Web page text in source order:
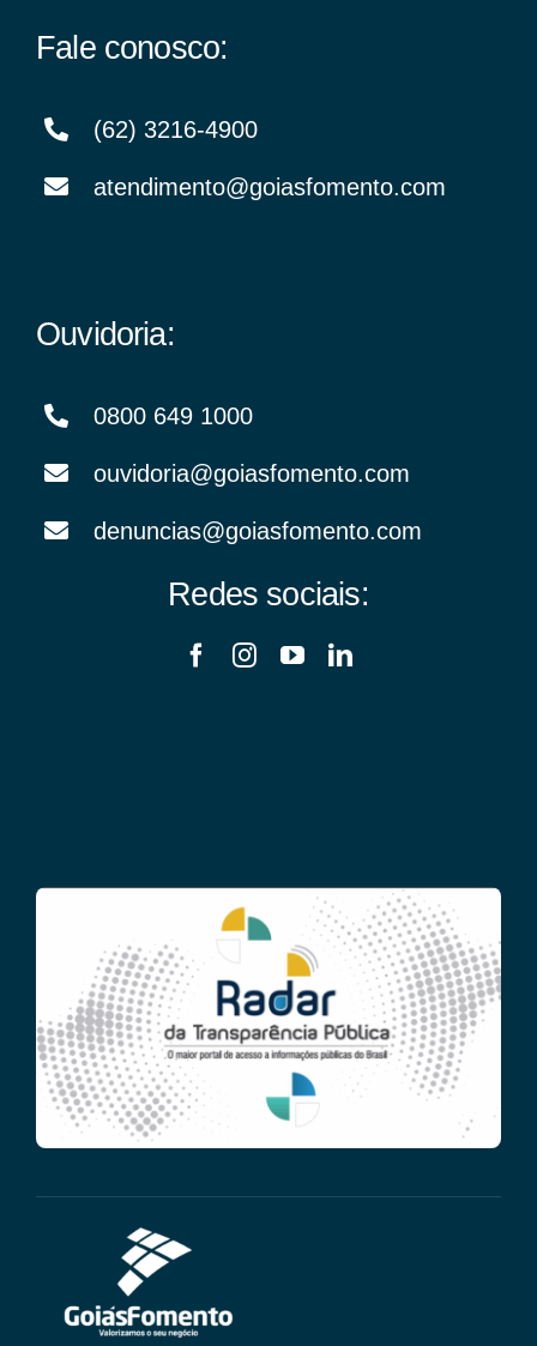
Fale conosco:
(62) 3216-4900
atendimento@goiasfomento.com
Ouvidoria:
0800 649 1000
ouvidoria@goiasfomento.com
denuncias@goiasfomento.com
Redes sociais: